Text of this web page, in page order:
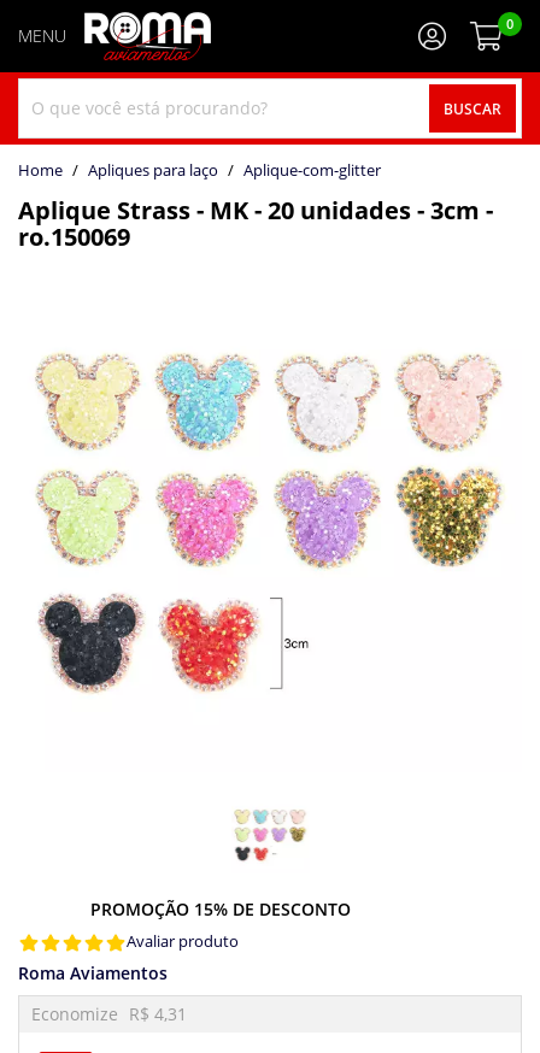
BUSCAR
0
home Apliques para laço aplique-com-glitter
Aplique Strass - MK - 20 unidades - 3cm -
ro.150069
PROMOÇÃO 15% DE DESCONTO
Avaliar produto
Roma Aviamentos
Economize R$ 4,31